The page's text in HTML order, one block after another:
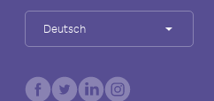
Deutsch